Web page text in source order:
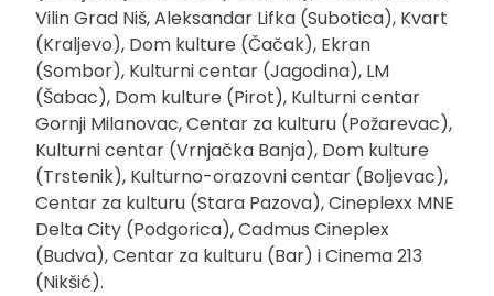
Vilin Grad Niš, Aleksandar Lifka (Subotica), Kvart
(Kraljevo), Dom kulture (Čačak), Ekran
(Sombor), Kulturni centar (Jagodina), LM
(Šabac), Dom kulture (Pirot), Kulturni centar
Gornji Milanovac, Centar za kulturu (Požarevac),
Kulturni centar (Vrnjačka Banja), Dom kulture
(Trstenik), Kulturno-orazovni centar (Boljevac),
Centar za kulturu (Stara Pazova), Cineplexx MNE
Delta City (Podgorica), Cadmus Cineplex
(Budva), Centar za kulturu (Bar) i Cinema 213
(Nikšić).